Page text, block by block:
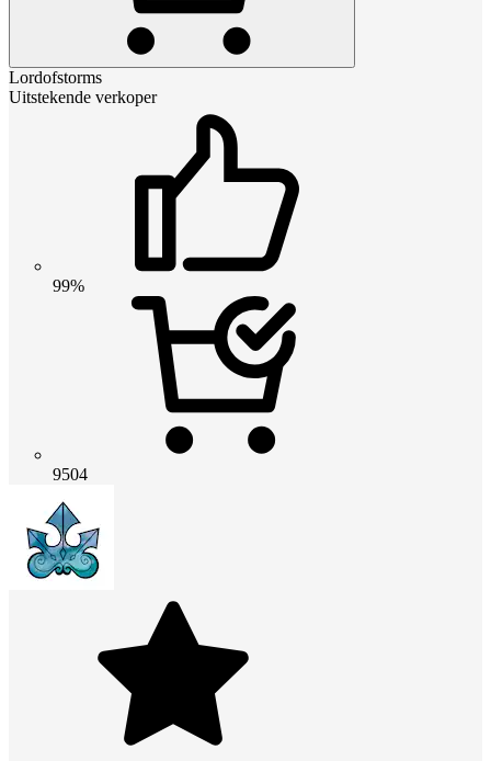
Lordofstorms
Uitstekende verkoper
99%
9504